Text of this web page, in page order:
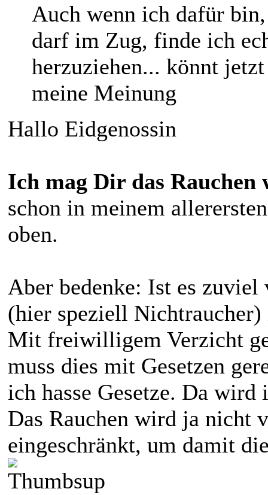
Auch wenn ich dafür
darf im Zug, finde ich
herzuziehen... könnt
meine Meinung
Hallo Eidgenossin
Ich mag Dir das
schon in meinem
oben.
Aber bedenke: Ist es
(hier speziell
Mit freiwilligem Verzicht
muss dies mit Gesetzen
ich hasse Gesetze. Da
Das Rauchen wird ja nicht
eingeschränkt, um damit